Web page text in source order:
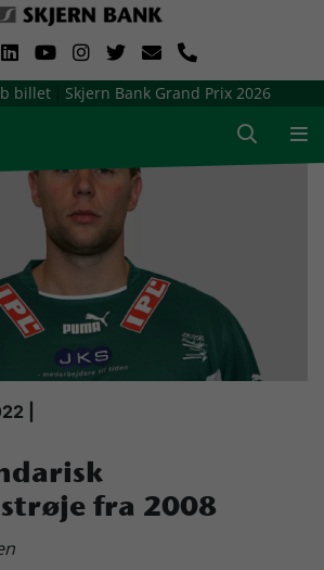
billet Skjern Bank Grand Prix 2026
Prix
|
fra 2008